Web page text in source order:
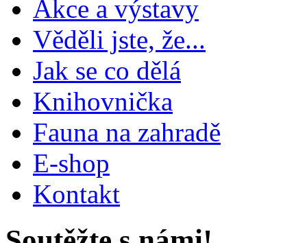
Akce a výstavy
Věděli jste, že...
Jak se co dělá
Knihovnička
Fauna na zahradě
E-shop
Kontakt